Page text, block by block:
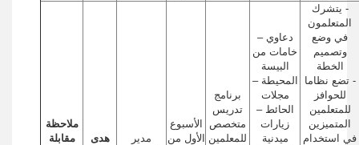
- يتشرك
المتعلمون
في وضع
وتصميم
الخطة
- تضع نظاما
للحوافز
للمتعلمين
المتميزين
في استخدام
دعاوي –
خامات من
البيسة
المحيطة –
مجلات
الحائط –
زيارات
ميدنية
برنامج
تدريس
متخصص
للمعلمين
الأسبوع
الأول من
مدير
هدى
ملاحظة
مقابلة